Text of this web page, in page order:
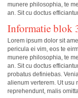
munere philosophia, te
an. Sit cu doctus
Informatie blok
Lorem ipsum dolor sit
pericula ei vim, eos te
munere philosophia, te
an. Sit cu doctus
probatus definiebas.
alienum verterem. Ut usu
reprehendunt, malis